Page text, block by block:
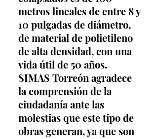
metros lineales de entre 8 y
10 pulgadas de diámetro,
de material de polietileno
de alta densidad, con una
vida útil de 50 años.
SIMAS Torreón agradece
la comprensión de la
ciudadanía ante las
molestias que este tipo de
obras generan, ya que son